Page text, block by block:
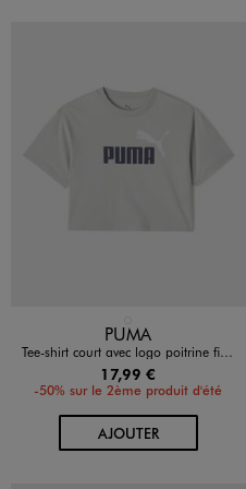
Disponible en 1 coloris
PUMA
Tee-shirt court avec logo poitrine fille - Puma
17,99 €
-50% sur le 2ème produit d'été
AJOUTERAU PANIER